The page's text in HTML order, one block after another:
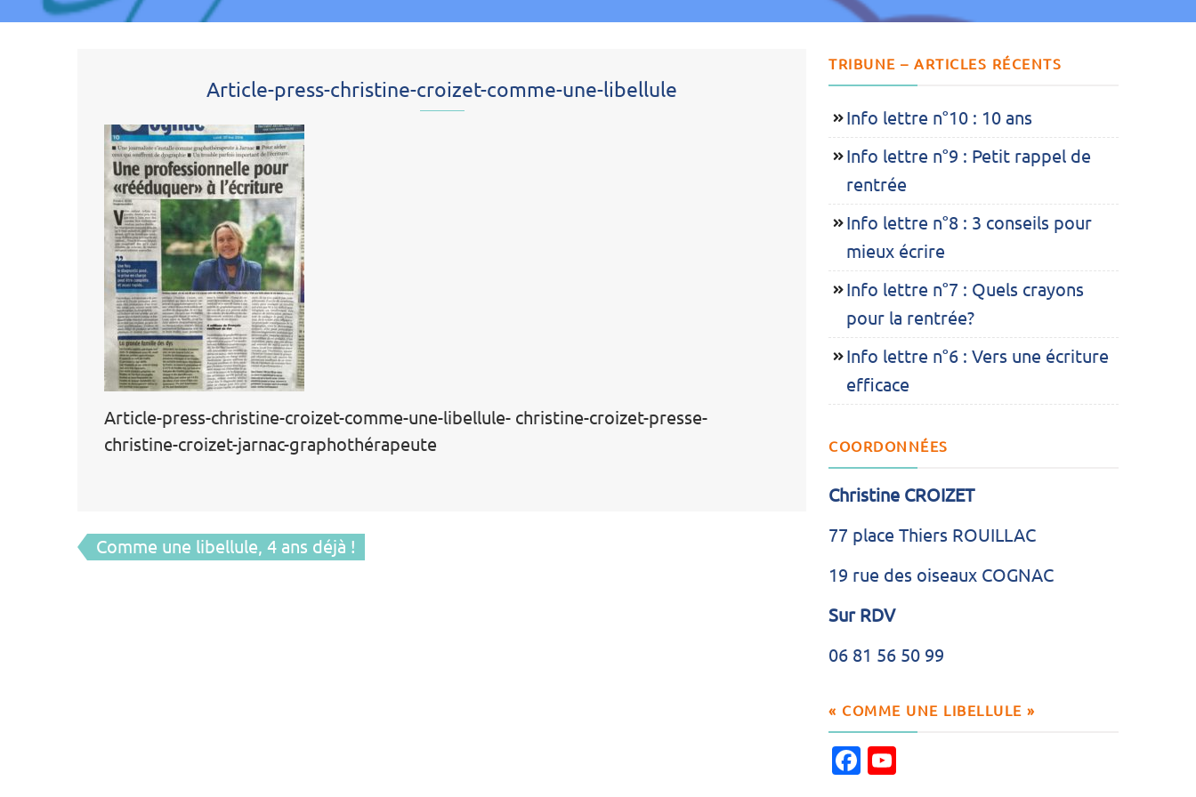
Article-press-christine-croizet-comme-une-libellule
Article-press-christine-croizet-comme-une-libellule- christine-croizet-presse-
christine-croizet-jarnac-graphothérapeute
Navigation
de
Comme une libellule, 4 ans déjà !
TRIBUNE – ARTICLES RÉCENTS
Info lettre n°10 : 10 ans
Info lettre n°9 : Petit rappel de
rentrée
Info lettre n°8 : 3 conseils pour
mieux écrire
Info lettre n°7 : Quels crayons
pour la rentrée?
Info lettre n°6 : Vers une écriture
efficace
COORDONNÉES
Christine CROIZET
77 place Thiers ROUILLAC
19 rue des oiseaux COGNAC
Sur RDV
06 81 56 50 99
« COMME UNE LIBELLULE »
Facebook